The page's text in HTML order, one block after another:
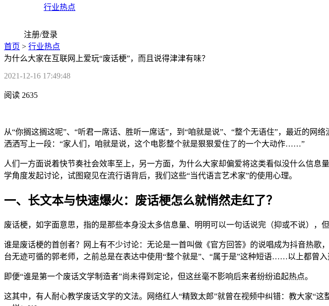
行业热点
注册/登录
首页 > 行业热点
为什么大家在互联网上爱玩“废话梗”，而且说得津津有味？
2021-12-16 17:49:48
阅读 2635
从“你搁这搁这呢”、“听君一席话、胜听一席话”，到“咱就是说”、“整个无语住”，最近的
洒洒写上一段：“家人们，咱就是说，这个电影整个就是狠狠爱住了的一个大动作……”
人们一方面说着快节奏社会效率至上，另一方面，为什么大家却偏爱将这类看似没什么信
学角度发起讨论，试图窥见在流行语背后，我们这些“当代语言艺术家”的使用心理。
一、长文本与快速爆火：废话梗怎么就悄然走红了？
废话梗，如字面意思，指的是那些本身没太多信息量、明明可以一句话说完（抑或不说），
谁是废话梗的首创者？网上有不少讨论：无论是一首叫做《官方回答》的说唱成为抖音热
台无迹可循的郭老师，之前总是在表达中使用“整个就是”、“属于是”这种短语……以上都曾入
即便“谁是第一个废话文学制造者”尚未得到定论，但这丝毫不影响后来者纷纷追起热点。
这其中，有人耐心教学废话文学的文法。网络红人“精致太郎”就曾在视频中纠错：教大家“